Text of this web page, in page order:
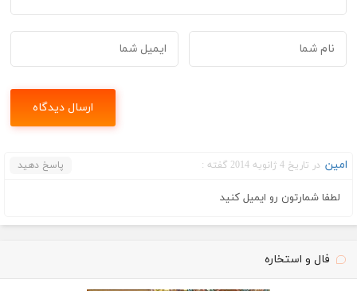
امین در تاریخ 4 ژانویه 2014 گفته : پاسخ دهید
لطفا شمارتون رو ایمیل کنید
فال و استخاره